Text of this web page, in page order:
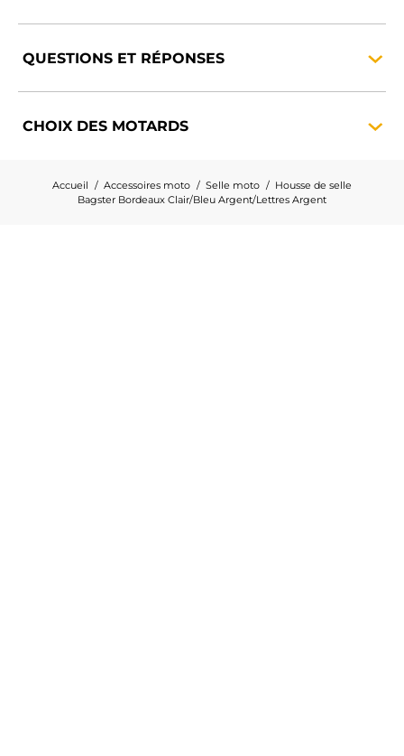
QUESTIONS ET RÉPONSES
CHOIX DES MOTARDS
Accueil Accessoires moto Selle moto
Housse de selle
Bagster Bordeaux Clair/Bleu Argent/Lettres Argent